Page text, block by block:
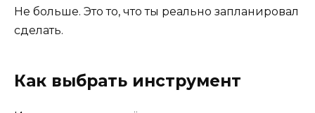
Не больше. Это то, что ты реально запланировал
сделать.
Как выбрать инструмент